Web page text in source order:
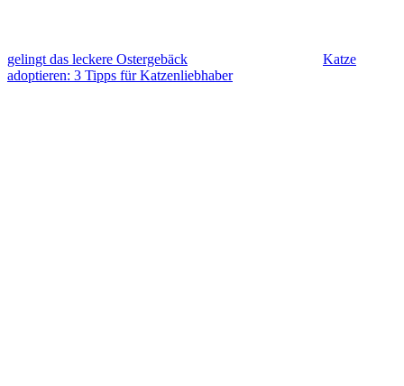
gelingt das leckere Ostergebäck
Katze
adoptieren: 3 Tipps für Katzenliebhaber